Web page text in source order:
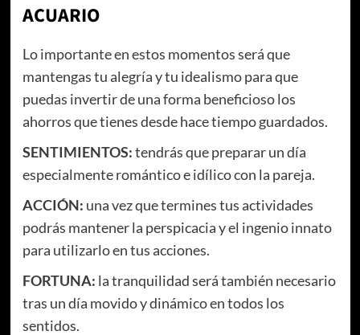
ACUARIO
Lo importante en estos momentos será que
mantengas tu alegría y tu idealismo para que
puedas invertir de una forma beneficioso los
ahorros que tienes desde hace tiempo guardados.
SENTIMIENTOS:tendrás que preparar un día
especialmente romántico e idílico con la pareja.
ACCIÓN: una vez que termines tus actividades
podrás mantener la perspicacia y el ingenio innato
para utilizarlo en tus acciones.
FORTUNA: la tranquilidad será también necesario
tras un día movido y dinámico en todos los
sentidos.